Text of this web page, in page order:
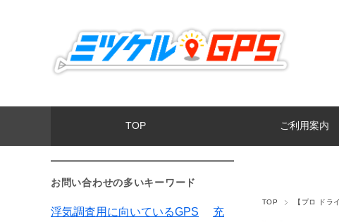
TOP ご利用案内
TOP 【プロ ドラ
お問い合わせの多いキーワード
浮気調査用に向いているGPS
充